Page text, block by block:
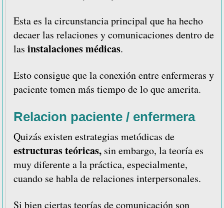
Esta es la circunstancia principal que ha hecho
decaer las relaciones y comunicaciones dentro de
las instalaciones médicas.
Esto consigue que la conexión entre enfermeras y
paciente tomen más tiempo de lo que amerita.
Relacion paciente / enfermera
Quizás existen estrategias metódicas de
estructuras teóricas, sin embargo, la teoría es
muy diferente a la práctica, especialmente,
cuando se habla de relaciones interpersonales.
Si bien ciertas teorías de comunicación son